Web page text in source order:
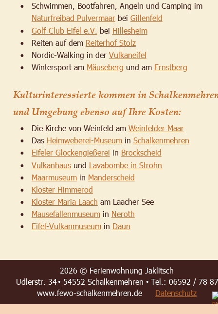
2026 © Ferienwohnung Jaklitsch
Udlerstr. 34 • 54552 Schalkenmehren • Tel.: 06592 / 78
www.fewo-schalkenmehren.de
Datenschutz
•
Schwimmen, Bootfahren, Angeln und Camping im
Naturfreibad Pulvermaar bei Gillenfeld
• Golf-Club Eifel e.V. bei Hillesheim
• Reiten auf dem Reiterhof Stolz
• Nordic-Walking in der Vulkaneifel
• Wintersport am Mäuseberg und am Ernstberg
Kulturinteressierte kommen in
und Umgebung ebenso auf Ihre Kosten:
• Die Kirche von Weinfeld am Weinfelder Maar
• Das Heimweberei-Museum in Schalkenmehren
• Eifeler Glockengießerei in Brockscheid
• Vulkanhaus und Lavabombe in Strohn
• Maarmuseum in Manderscheid
• Kloster Himmerod
• Kloster Maria Laach am Laacher See
• Mausefallenmuseum in Neroth
• Eifel-Vulkanmuseum in Daun